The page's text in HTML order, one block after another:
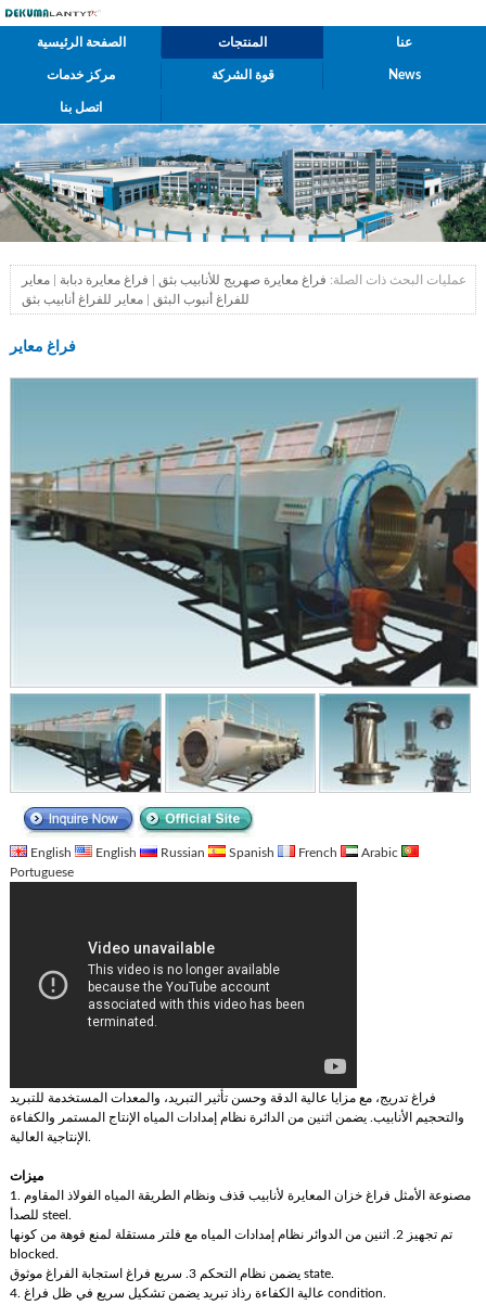
الصفحة الرئيسية المنتجات عنا
مركز خدمات قوة الشركة News
اتصل بنا
عمليات البحث ذات الصلة: فراغ معايرة صهريج للأنابيب بثق فراغ معايرة دبابة |معاير
للفراغ أنبوب البثق |معاير للفراغ أنابيب بثق
فراغ معاير
English English Russian Spanish French
Arabic
Portuguese
فراغ تدريج، مع مزايا عالية الدقة وحسن تأثير التبريد، والمعدات المستخدمة للتبريد
والتحجيم الأنابيب. يضمن اثنين من الدائرة نظام إمدادات المياه الإنتاج المستمر والكفاءة
الإنتاجية العالية.
ميزات
1. مصنوعة الأمثل فراغ خزان المعايرة لأنابيب قذف ونظام الطريقة المياه الفولاذ المقاوم
للصدأ steel.
تم تجهيز 2. اثنين من الدوائر نظام إمدادات المياه مع فلتر مستقلة لمنع فوهة من كونها
blocked.
يضمن نظام التحكم 3. سريع فراغ استجابة الفراغ موثوق state.
4. عالية الكفاءة رذاذ تبريد يضمن تشكيل سريع في ظل فراغ condition.